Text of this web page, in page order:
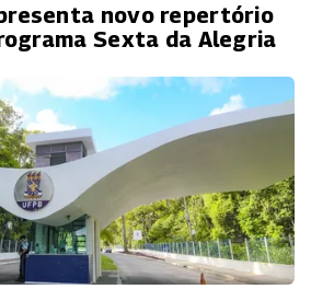
novo repertório
Sexta da Alegria